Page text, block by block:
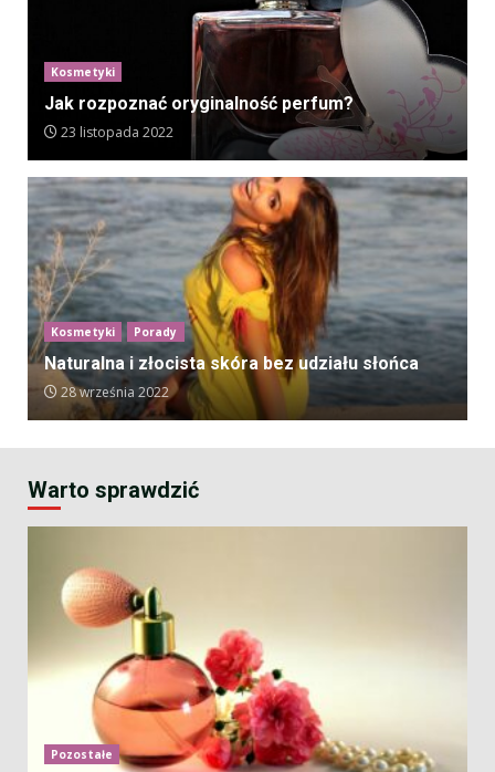
Kosmetyki
Jak rozpoznać oryginalność perfum?
23 listopada 2022
Kosmetyki Porady
Naturalna i złocista skóra bez udziału słońca
28 września 2022
Warto sprawdzić
Pozostałe